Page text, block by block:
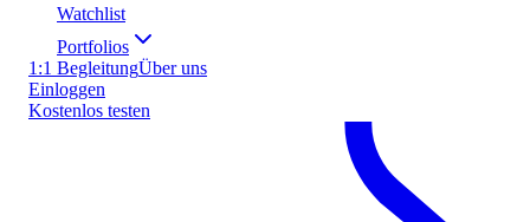
Watchlist
Portfolios
1:1 BegleitungÜber uns
Einloggen
Kostenlos testen